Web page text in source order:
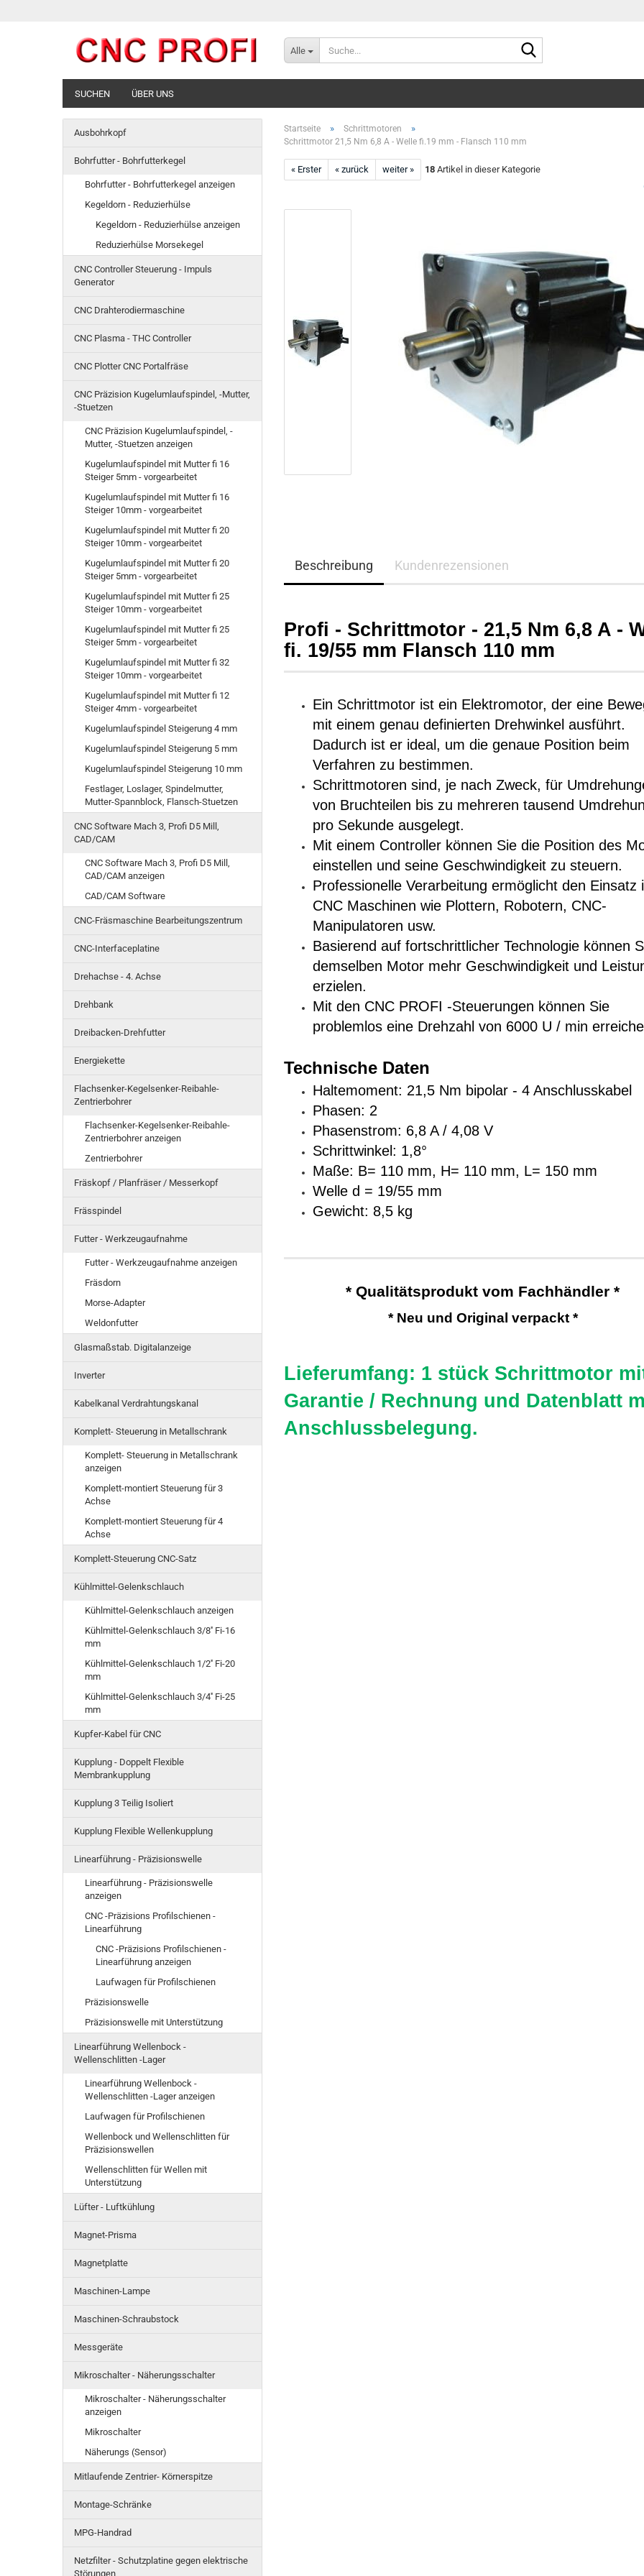
Alle
SUCHEN ÜBER UNS
Startseite » Schrittmotoren »
Schrittmotor 21,5 Nm 6,8 A - Welle fi.19 mm - Flansch 110 mm
« Erster « zurück weiter » 18Artikel in dieser Kategorie
Beschreibung Kundenrezensionen
Profi - Schrittmotor - 21,5 Nm 6,8 A -
fi. 19/55 mm Flansch 110 mm
Ein Schrittmotor ist ein Elektromotor, der eine
mit einem genau definierten Drehwinkel ausführt.
Dadurch ist er ideal, um die genaue Position beim
Verfahren zu bestimmen.
Schrittmotoren sind, je nach Zweck, für
von Bruchteilen bis zu mehreren tausend
pro Sekunde ausgelegt.
Mit einem Controller können Sie die Position des
einstellen und seine Geschwindigkeit zu steuern.
Professionelle Verarbeitung ermöglicht den Einsatz
CNC Maschinen wie Plottern, Robotern, CNC-
Manipulatoren usw.
Basierend auf fortschrittlicher Technologie können
demselben Motor mehr Geschwindigkeit und
erzielen.
Mit den CNC PROFI -Steuerungen können Sie
problemlos eine Drehzahl von 6000 U / min
Technische Daten
Haltemoment: 21,5 Nm bipolar - 4 Anschlusskabel
Phasen: 2
Phasenstrom: 6,8 A / 4,08 V
Schrittwinkel: 1,8°
Maße: B= 110 mm, H= 110 mm, L= 150 mm
Welle d = 19/55 mm
Gewicht: 8,5 kg
* Qualitätsprodukt vom Fachhändler *
* Neu und Original verpackt *
Lieferumfang: 1 stück Schrittmotor
Garantie / Rechnung und Datenblatt
Anschlussbelegung.
Ausbohrkopf
Bohrfutter - Bohrfutterkegel
Bohrfutter - Bohrfutterkegel anzeigen
Kegeldorn - Reduzierhülse
Kegeldorn - Reduzierhülse anzeigen
Reduzierhülse Morsekegel
CNC Controller Steuerung - Impuls
Generator
CNC Drahterodiermaschine
CNC Plasma - THC Controller
CNC Plotter CNC Portalfräse
CNC Präzision Kugelumlaufspindel, -Mutter,
-Stuetzen
CNC Präzision Kugelumlaufspindel, -
Mutter, -Stuetzen anzeigen
Kugelumlaufspindel mit Mutter fi 16
Steiger 5mm - vorgearbeitet
Kugelumlaufspindel mit Mutter fi 16
Steiger 10mm - vorgearbeitet
Kugelumlaufspindel mit Mutter fi 20
Steiger 10mm - vorgearbeitet
Kugelumlaufspindel mit Mutter fi 20
Steiger 5mm - vorgearbeitet
Kugelumlaufspindel mit Mutter fi 25
Steiger 10mm - vorgearbeitet
Kugelumlaufspindel mit Mutter fi 25
Steiger 5mm - vorgearbeitet
Kugelumlaufspindel mit Mutter fi 32
Steiger 10mm - vorgearbeitet
Kugelumlaufspindel mit Mutter fi 12
Steiger 4mm - vorgearbeitet
Kugelumlaufspindel Steigerung 4 mm
Kugelumlaufspindel Steigerung 5 mm
Kugelumlaufspindel Steigerung 10 mm
Festlager, Loslager, Spindelmutter,
Mutter-Spannblock, Flansch-Stuetzen
CNC Software Mach 3, Profi D5 Mill,
CAD/CAM
CNC Software Mach 3, Profi D5 Mill,
CAD/CAM anzeigen
CAD/CAM Software
CNC-Fräsmaschine Bearbeitungszentrum
CNC-Interfaceplatine
Drehachse - 4. Achse
Drehbank
Dreibacken-Drehfutter
Energiekette
Flachsenker-Kegelsenker-Reibahle-
Zentrierbohrer
Flachsenker-Kegelsenker-Reibahle-
Zentrierbohrer anzeigen
Zentrierbohrer
Fräskopf / Planfräser / Messerkopf
Frässpindel
Futter - Werkzeugaufnahme
Futter - Werkzeugaufnahme anzeigen
Fräsdorn
Morse-Adapter
Weldonfutter
Glasmaßstab. Digitalanzeige
Inverter
Kabelkanal Verdrahtungskanal
Komplett- Steuerung in Metallschrank
Komplett- Steuerung in Metallschrank
anzeigen
Komplett-montiert Steuerung für 3
Achse
Komplett-montiert Steuerung für 4
Achse
Komplett-Steuerung CNC-Satz
Kühlmittel-Gelenkschlauch
Kühlmittel-Gelenkschlauch anzeigen
Kühlmittel-Gelenkschlauch 3/8'' Fi-16
mm
Kühlmittel-Gelenkschlauch 1/2'' Fi-20
mm
Kühlmittel-Gelenkschlauch 3/4'' Fi-25
mm
Kupfer-Kabel für CNC
Kupplung - Doppelt Flexible
Membrankupplung
Kupplung 3 Teilig Isoliert
Kupplung Flexible Wellenkupplung
Linearführung - Präzisionswelle
Linearführung - Präzisionswelle
anzeigen
CNC -Präzisions Profilschienen -
Linearführung
CNC -Präzisions Profilschienen -
Linearführung anzeigen
Laufwagen für Profilschienen
Präzisionswelle
Präzisionswelle mit Unterstützung
Linearführung Wellenbock -
Wellenschlitten -Lager
Linearführung Wellenbock -
Wellenschlitten -Lager anzeigen
Laufwagen für Profilschienen
Wellenbock und Wellenschlitten für
Präzisionswellen
Wellenschlitten für Wellen mit
Unterstützung
Lüfter - Luftkühlung
Magnet-Prisma
Magnetplatte
Maschinen-Lampe
Maschinen-Schraubstock
Messgeräte
Mikroschalter - Näherungsschalter
Mikroschalter - Näherungsschalter
anzeigen
Mikroschalter
Näherungs (Sensor)
Mitlaufende Zentrier- Körnerspitze
Montage-Schränke
MPG-Handrad
Netzfilter - Schutzplatine gegen elektrische
Störungen